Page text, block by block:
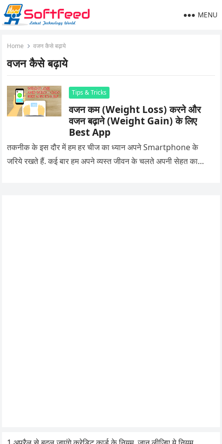
MENU
Home वजन कैसे बढ़ाये
वजन कैसे बढ़ाये
Tips & Tricks
वजन कम (Weight Loss) करने और
वजन बढ़ाने (Weight Gain) के लिए
Best App
तकनीक के इस दौर में हम हर चीज का ध्यान अपने Smartphone के
जरिये रखते हैं. कई बार हम अपने व्यस्त जीवन के चलते अपनी सेहत का…